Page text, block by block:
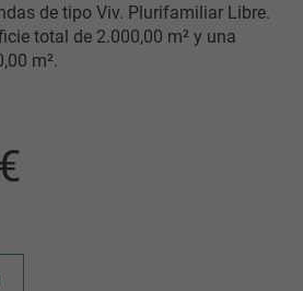
de tipo Viv. Plurifamiliar Libre.
total de 2.000,00 m² y una
m².